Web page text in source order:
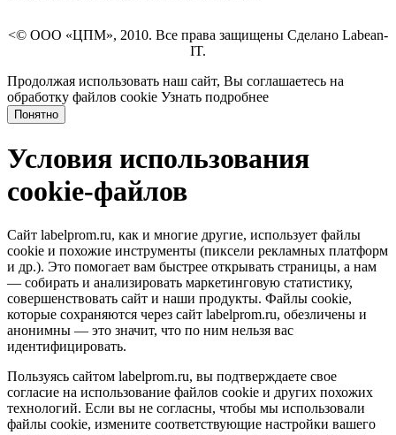
<© ООО «ЦПМ», 2010. Все права защищены Сделано Labean-
IT.
Продолжая использовать наш сайт, Вы соглашаетесь на
обработку файлов cookie Узнать подробнее
Понятно
Условия использования
cookie-файлов
Сайт labelprom.ru, как и многие другие, использует файлы
cookie и похожие инструменты (пиксели рекламных платформ
и др.). Это помогает вам быстрее открывать страницы, а нам
— собирать и анализировать маркетинговую статистику,
совершенствовать сайт и наши продукты. Файлы сookie,
которые сохраняются через сайт labelprom.ru, обезличены и
анонимны — это значит, что по ним нельзя вас
идентифицировать.
Пользуясь сайтом labelprom.ru, вы подтверждаете свое
согласие на использование файлов cookie и других похожих
технологий. Если вы не согласны, чтобы мы использовали
файлы cookie, измените соответствующие настройки вашего